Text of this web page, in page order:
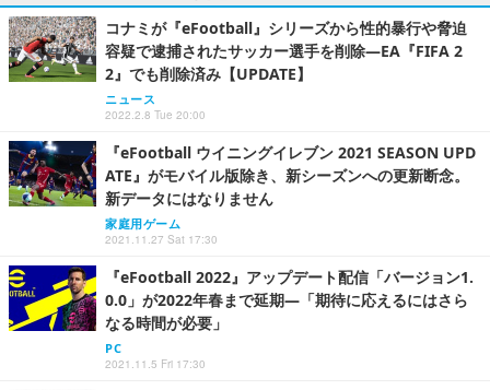
コナミが『eFootball』シリーズから性的暴行や脅迫
容疑で逮捕されたサッカー選手を削除―EA『FIFA 2
2』でも削除済み【UPDATE】
ニュース
2022.2.8 Tue 20:00
『eFootball ウイニングイレブン 2021 SEASON UPD
ATE』がモバイル版除き、新シーズンへの更新断念。
新データにはなりません
家庭用ゲーム
2021.11.27 Sat 17:30
『eFootball 2022』アップデート配信「バージョン1.
0.0」が2022年春まで延期―「期待に応えるにはさら
なる時間が必要」
PC
2021.11.5 Fri 17:30